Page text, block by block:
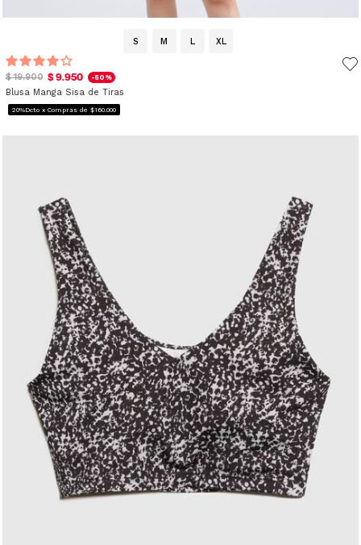
S M L XL
$ 19.900 $ 9.950 -50%
Blusa Manga Sisa de Tiras
20%Dcto x Compras de $160.000